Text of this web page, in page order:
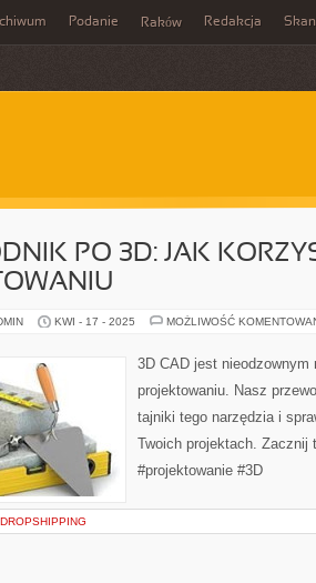
Podanie Raków Redakcja
PO 3D: JAK
KWI - 17 - 2025 MOŻLIWOŚĆ
3D CAD jest
projektowaniu. Nasz
tajniki tego narzędzia i
Twoich projektach. Zacznij
#projektowanie #3D
DROPSHIPPING